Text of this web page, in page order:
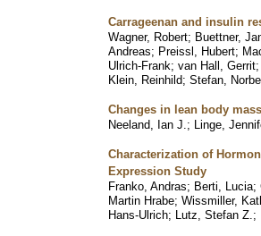
Carrageenan and insulin
Wagner, Robert; Buettner,
Andreas; Preissl, Hubert;
Ulrich-Frank; van Hall, Gerrit
Klein, Reinhild; Stefan,
Changes in lean body
Neeland, Ian J. ; Linge,
Characterization of
Expression Study
Franko, Andras; Berti, Lucia;
Martin Hrabe; Wissmiller,
Hans-Ulrich; Lutz, Stefan Z. ;